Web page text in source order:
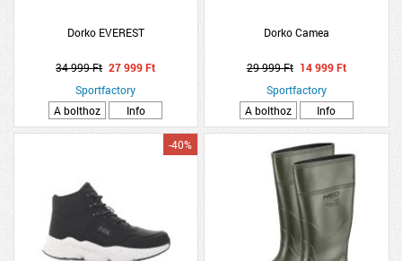
Dorko EVEREST
34 999 Ft 27 999 Ft
Sportfactory
A bolthoz
Info
Dorko Camea
29 999 Ft 14 999 Ft
Sportfactory
A bolthoz
Info
-40%